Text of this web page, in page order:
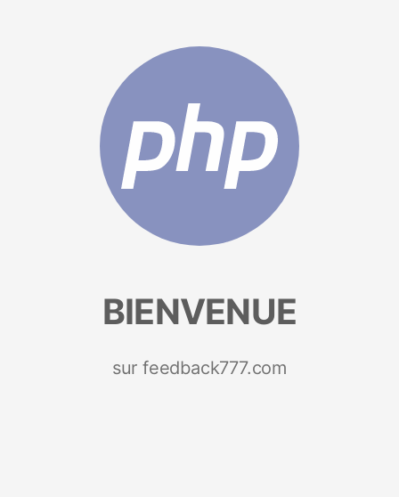
BIENVENUE
sur feedback777.com